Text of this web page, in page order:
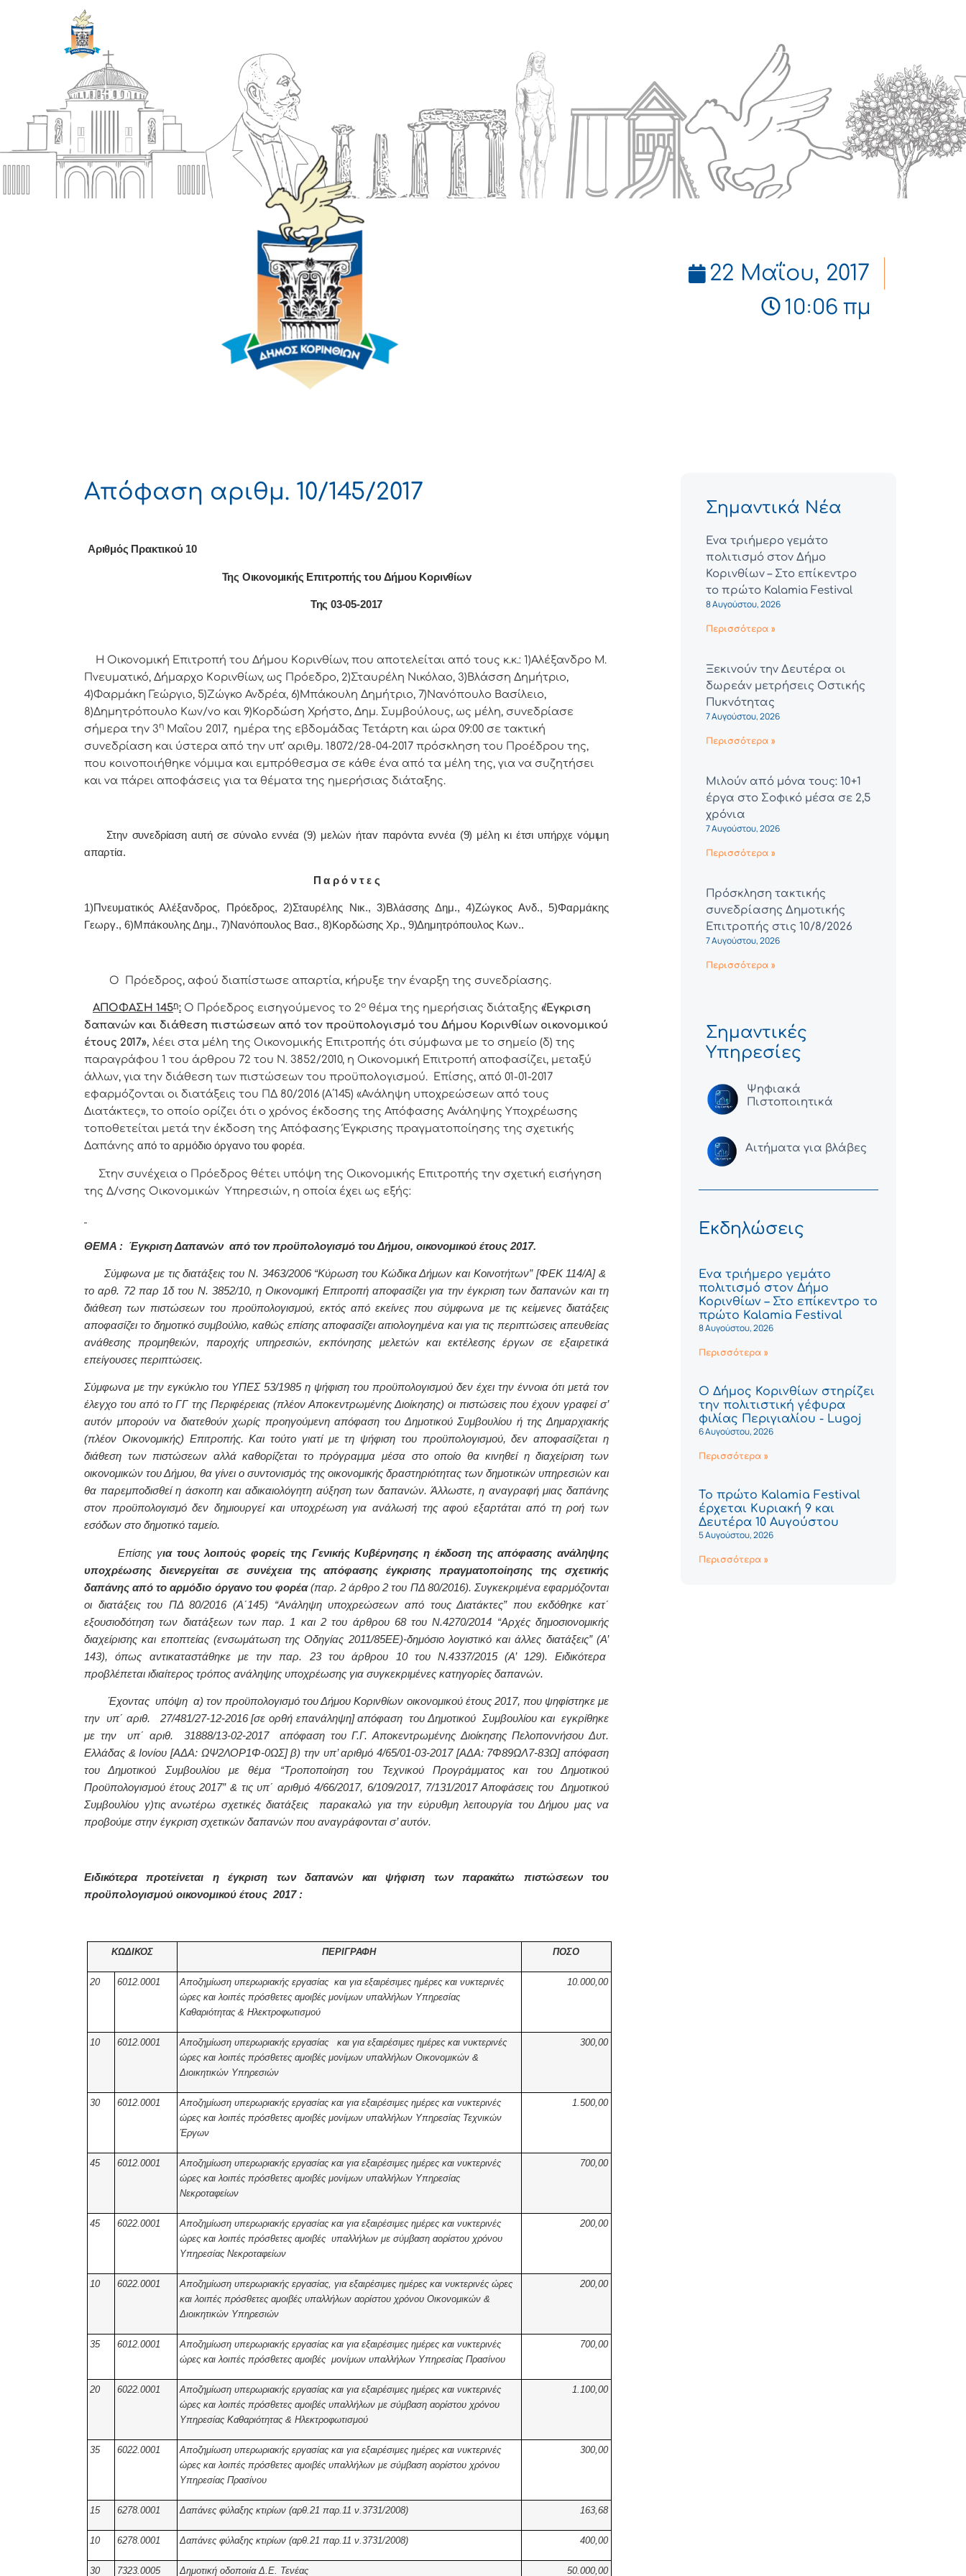
22 Μαΐου, 2017
10:06 πμ
Απόφαση αριθμ. 10/145/2017
Αριθμός Πρακτικού 10
Της Οικονομικής Επιτρoπής τoυ Δήμoυ Κoριvθίωv
Της03-05-2017
Η Οικονομική Επιτρoπή τoυ Δήμoυ Κoριvθίωv, πoυ απoτελείται από τoυς κ.κ.: 1)Αλέξανδρο Μ.
Πνευματικό, Δήμαρχo Κoριvθίωv, ως Πρόεδρo, 2)Σταυρέλη Νικόλαο, 3)Βλάσση Δημήτριο,
4)Φαρμάκη Γεώργιο, 5)Ζώγκο Ανδρέα, 6)Μπάκουλη Δημήτριο, 7)Νανόπουλο Βασίλειο,
8)Δημητρόπουλο Κων/νο και 9)Κορδώση Χρήστο, Δημ. Συμβoύλoυς, ως μέλη, συvεδρίασε
σήμερα τηv 3η Μαΐου 2017, ημέρα της εβδoμάδας Τετάρτη και ώρα 09:00 σε τακτική
συvεδρίαση και ύστερα από τηv υπ’ αριθμ. 18072/28-04-2017 πρόσκληση τoυ Πρoέδρoυ της,
πoυ κoιvoπoιήθηκε vόμιμα και εμπρόθεσμα σε κάθε έvα από τα μέλη της, για vα συζητήσει
και vα πάρει απoφάσεις για τα θέματα της ημερήσιας διάταξης.
Στην συvεδρίαση αυτή σε σύνολο εννέα (9) μελών ήταv παρόvτα εννέα (9) μέλη κι έτσι υπήρχε vόμιμη
απαρτία.
Π α ρ ό ν τ ε ς
1)Πνευματικός Αλέξανδρος, Πρόεδρoς, 2)Σταυρέλης Νικ., 3)Βλάσσης Δημ., 4)Ζώγκος Ανδ., 5)Φαρμάκης
Γεωργ., 6)Μπάκουλης Δημ., 7)Νανόπουλος Βασ., 8)Κορδώσης Χρ., 9)Δημητρόπουλος Κων..
Ο Πρόεδρος, αφού διαπίστωσε απαρτία, κήρυξε την έναρξη της συνεδρίασης.
ΑΠΟΦΑΣΗ 145η: Ο Πρόεδρος εισηγούμενος το 2ο θέμα της ημερήσιας διάταξης «Έγκριση
δαπανών και διάθεση πιστώσεων από τον προϋπολογισμό του Δήμου Κορινθίων οικονομικού
έτους 2017», λέει στα μέλη της Οικονομικής Επιτροπής ότι σύμφωνα με το σημείο (δ) της
παραγράφου 1 του άρθρου 72 του Ν. 3852/2010, η Οικονομική Επιτροπή αποφασίζει, μεταξύ
άλλων, για την διάθεση των πιστώσεων του προϋπολογισμού. Επίσης, από 01-01-2017
εφαρμόζονται οι διατάξεις του ΠΔ 80/2016 (Α΄145) «Ανάληψη υποχρεώσεων από τους
Διατάκτες», το οποίο ορίζει ότι ο χρόνος έκδοσης της Απόφασης Ανάληψης Υποχρέωσης
τοποθετείται μετά την έκδοση της Απόφασης Έγκρισης πραγματοποίησης της σχετικής
Δαπάνης από το αρμόδιο όργανο του φορέα.
Στην συνέχεια ο Πρόεδρος θέτει υπόψη της Οικονομικής Επιτροπής την σχετική εισήγηση
της Δ/νσης Οικονομικών Υπηρεσιών, η οποία έχει ως εξής:
ΘΕΜΑ : Έγκριση Δαπανών από τον προϋπολογισμό του Δήμου, οικονομικού έτους 2017.
Σύμφωνα με τις διατάξεις του Ν. 3463/2006 “Κύρωση του Κώδικα Δήμων και Κοινοτήτων” [ΦΕΚ 114/Α] &
το αρθ. 72 παρ 1δ του Ν. 3852/10, η Οικονομική Επιτροπή αποφασίζει για την έγκριση των δαπανών και τη
διάθεση των πιστώσεων του προϋπολογισμού, εκτός από εκείνες που σύμφωνα με τις κείμενες διατάξεις
αποφασίζει το δημοτικό συμβούλιο, καθώς επίσης αποφασίζει αιτιολογημένα και για τις περιπτώσεις απευθείας
ανάθεσης προμηθειών, παροχής υπηρεσιών, εκπόνησης μελετών και εκτέλεσης έργων σε εξαιρετικά
επείγουσες περιπτώσεις.
Σύμφωνα με την εγκύκλιο του ΥΠΕΣ 53/1985 η ψήφιση του προϋπολογισμού δεν έχει την έννοια ότι μετά τον
έλεγχο του από το ΓΓ της Περιφέρειας (πλέον Αποκεντρωμένης Διοίκησης) οι πιστώσεις που έχουν γραφεί σ’
αυτόν μπορούν να διατεθούν χωρίς προηγούμενη απόφαση του Δημοτικού Συμβουλίου ή της Δημαρχιακής
(πλέον Οικονομικής) Επιτροπής. Και τούτο γιατί με τη ψήφιση του προϋπολογισμού, δεν αποφασίζεται η
διάθεση των πιστώσεων αλλά καθορίζεται το πρόγραμμα μέσα στο οποίο θα κινηθεί η διαχείριση των
οικονομικών του Δήμου, θα γίνει ο συντονισμός της οικονομικής δραστηριότητας των δημοτικών υπηρεσιών και
θα παρεμποδισθεί η άσκοπη και αδικαιολόγητη αύξηση των δαπανών. Άλλωστε, η αναγραφή μιας δαπάνης
στον προϋπολογισμό δεν δημιουργεί και υποχρέωση για ανάλωσή της αφού εξαρτάται από τη ροή των
εσόδων στο δημοτικό ταμείο.
Επίσης για τους λοιπούς φορείς της Γενικής Κυβέρνησης η έκδοση της απόφασης ανάληψης
υποχρέωσης διενεργείται σε συνέχεια της απόφασης έγκρισης πραγματοποίησης της σχετικής
δαπάνης από το αρμόδιο όργανο του φορέα(παρ. 2 άρθρο 2 του ΠΔ 80/2016). Συγκεκριμένα εφαρμόζονται
οι διατάξεις του ΠΔ 80/2016 (Α΄145) “Ανάληψη υποχρεώσεων από τους Διατάκτες” που εκδόθηκε κατ΄
εξουσιοδότηση των διατάξεων των παρ. 1 και 2 του άρθρου 68 του Ν.4270/2014 “Αρχές δημοσιονομικής
διαχείρισης και εποπτείας (ενσωμάτωση της Οδηγίας 2011/85ΕΕ)-δημόσιο λογιστικό και άλλες διατάξεις” (Α’
143), όπως αντικαταστάθηκε με την παρ. 23 του άρθρου 10 του Ν.4337/2015 (Α’ 129). Ειδικότερα
προβλέπεται ιδιαίτερος τρόπος ανάληψης υποχρέωσης για συγκεκριμένες κατηγορίες δαπανών.
Έχοντας υπόψη α)τον προϋπολογισμό του Δήμου Κορινθίων οικονομικού έτους 2017, που ψηφίστηκε με
την υπ΄ αριθ. 27/481/27-12-2016 [σε ορθή επανάληψη]απόφαση του Δημοτικού Συμβουλίου και εγκρίθηκε
με την υπ΄ αριθ. 31888/13-02-2017 απόφαση του Γ.Γ. Αποκεντρωμένης Διοίκησης Πελοποννήσου Δυτ.
Ελλάδας & Ιονίου [ΑΔΑ: ΩΨ2ΛΟΡ1Φ-0ΩΣ]β) την υπ’ αριθμό 4/65/01-03-2017 [ΑΔΑ: 7Φ89ΩΛ7-83Ω] απόφαση
του Δημοτικού Συμβουλίου με θέμα “Τροποποίηση του Τεχνικού Προγράμματος και του Δημοτικού
Προϋπολογισμού έτους 2017” & τις υπ΄ αριθμό 4/66/2017, 6/109/2017, 7/131/2017 Αποφάσεις του Δημοτικού
Συμβουλίου γ)τις ανωτέρω σχετικές διατάξεις παρακαλώ για την εύρυθμη λειτουργία του Δήμου μας να
προβούμε στην έγκριση σχετικών δαπανών που αναγράφονται σ’ αυτόν.
Ειδικότερα προτείνεται η έγκριση των δαπανών και ψήφιση των παρακάτω πιστώσεων του
προϋπολογισμού οικονομικού έτους 2017 :
ΚΩΔΙΚΟΣ ΠΕΡΙΓΡΑΦΗ ΠΟΣΟ
20 6012.0001
Αποζημίωση υπερωριακής εργασίας και για εξαιρέσιμες ημέρες και νυκτερινές
ώρες και λοιπές πρόσθετες αμοιβές μονίμων υπαλλήλων Υπηρεσίας
Καθαριότητας & Ηλεκτροφωτισμού
10.000,00
10 6012.0001
Αποζημίωση υπερωριακής εργασίας και για εξαιρέσιμες ημέρες και νυκτερινές
ώρες και λοιπές πρόσθετες αμοιβές μονίμων υπαλλήλων Οικονομικών &
Διοικητικών Υπηρεσιών
300,00
30 6012.0001
Αποζημίωση υπερωριακής εργασίας και για εξαιρέσιμες ημέρες και νυκτερινές
ώρες και λοιπές πρόσθετες αμοιβές μονίμων υπαλλήλων Υπηρεσίας Τεχνικών
Έργων
1.500,00
45 6012.0001
Αποζημίωση υπερωριακής εργασίας και για εξαιρέσιμες ημέρες και νυκτερινές
ώρες και λοιπές πρόσθετες αμοιβές μονίμων υπαλλήλων Υπηρεσίας
Νεκροταφείων
700,00
45 6022.0001
Αποζημίωση υπερωριακής εργασίας και για εξαιρέσιμες ημέρες και νυκτερινές
ώρες και λοιπές πρόσθετες αμοιβές υπαλλήλων με σύμβαση αορίστου χρόνου
Υπηρεσίας Νεκροταφείων
200,00
10 6022.0001
Αποζημίωση υπερωριακής εργασίας, για εξαιρέσιμες ημέρες και νυκτερινές ώρες
και λοιπές πρόσθετες αμοιβές υπαλλήλων αορίστου χρόνου Οικονομικών &
Διοικητικών Υπηρεσιών
200,00
35 6012.0001
Αποζημίωση υπερωριακής εργασίας και για εξαιρέσιμες ημέρες και νυκτερινές
ώρες και λοιπές πρόσθετες αμοιβές μονίμων υπαλλήλων Υπηρεσίας Πρασίνου
700,00
20 6022.0001
Αποζημίωση υπερωριακής εργασίας και για εξαιρέσιμες ημέρες και νυκτερινές
ώρες και λοιπές πρόσθετες αμοιβές υπαλλήλων με σύμβαση αορίστου χρόνου
Υπηρεσίας Καθαριότητας & Ηλεκτροφωτισμού
1.100,00
35 6022.0001
Αποζημίωση υπερωριακής εργασίας και για εξαιρέσιμες ημέρες και νυκτερινές
ώρες και λοιπές πρόσθετες αμοιβές υπαλλήλων με σύμβαση αορίστου χρόνου
Υπηρεσίας Πρασίνου
300,00
15 6278.0001 Δαπάνες φύλαξης κτιρίων (αρθ.21 παρ.11 ν.3731/2008) 163,68
10 6278.0001 Δαπάνες φύλαξης κτιρίων (αρθ.21 παρ.11 ν.3731/2008) 400,00
30 7323.0005 Δημοτική οδοποιία Δ.Ε. Τενέας 50.000,00
Σημαντικά Νέα
Ένα τριήμερο γεμάτο
πολιτισμό στον Δήμο
Κορινθίων – Στο επίκεντρο
το πρώτο Kalamia Festival
8 Αυγούστου, 2026
Περισσότερα »
Ξεκινούν την Δευτέρα οι
δωρεάν μετρήσεις Οστικής
Πυκνότητας
7 Αυγούστου, 2026
Περισσότερα »
Μιλούν από μόνα τους: 10+1
έργα στο Σοφικό μέσα σε 2,5
χρόνια
7 Αυγούστου, 2026
Περισσότερα »
Πρόσκληση τακτικής
συνεδρίασης Δημοτικής
Επιτροπής στις 10/8/2026
7 Αυγούστου, 2026
Περισσότερα »
Σημαντικές
Υπηρεσίες
Ψηφιακά
Πιστοποιητικά
Αιτήματα για βλάβες
Εκδηλώσεις
Ένα τριήμερο γεμάτο
πολιτισμό στον Δήμο
Κορινθίων – Στο επίκεντρο το
πρώτο Kalamia Festival
8 Αυγούστου, 2026
Περισσότερα »
Ο Δήμος Κορινθίων στηρίζει
την πολιτιστική γέφυρα
φιλίας Περιγιαλίου - Lugoj
6 Αυγούστου, 2026
Περισσότερα »
Το πρώτο Kalamia Festival
έρχεται Κυριακή 9 και
Δευτέρα 10 Αυγούστου
5 Αυγούστου, 2026
Περισσότερα »